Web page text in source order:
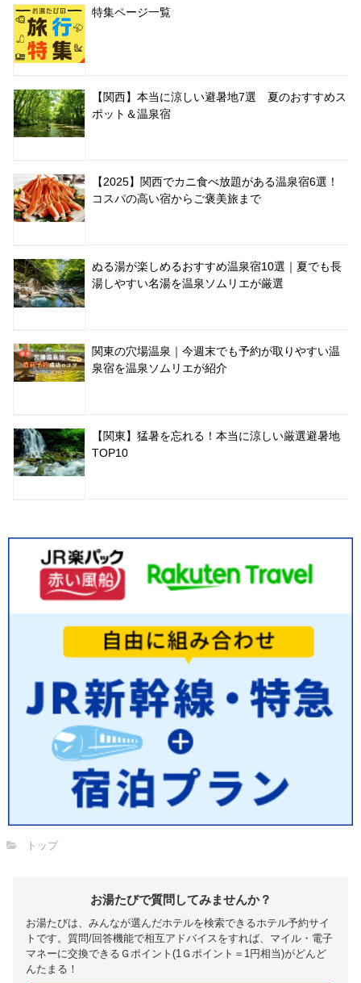
特集ページ一覧
【関西】本当に涼しい避暑地7選 夏のおすすめス
ポット＆温泉宿
【2025】関西でカニ食べ放題がある温泉宿6選！
コスパの高い宿からご褒美旅まで
ぬる湯が楽しめるおすすめ温泉宿10選｜夏でも長
湯しやすい名湯を温泉ソムリエが厳選
関東の穴場温泉｜今週末でも予約が取りやすい温
泉宿を温泉ソムリエが紹介
【関東】猛暑を忘れる！本当に涼しい厳選避暑地
TOP10
トップ
お湯たびで質問してみませんか？
お湯たびは、みんなが選んだホテルを検索できるホテル予約サイ
トです。質問/回答機能で相互アドバイスをすれば、マイル・電子
マネーに交換できるＧポイント(1Ｇポイント＝1円相当)がどんど
んたまる！